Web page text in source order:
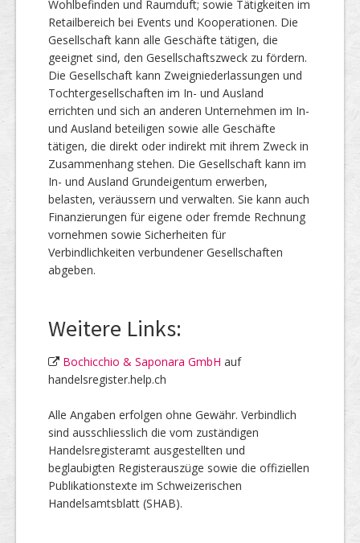
Wohlbefinden und Raumduft; sowie Tätigkeiten im
Retailbereich bei Events und Kooperationen. Die
Gesellschaft kann alle Geschäfte tätigen, die
geeignet sind, den Gesellschaftszweck zu fördern.
Die Gesellschaft kann Zweigniederlassungen und
Tochtergesellschaften im In- und Ausland
errichten und sich an anderen Unternehmen im In-
und Ausland beteiligen sowie alle Geschäfte
tätigen, die direkt oder indirekt mit ihrem Zweck in
Zusammenhang stehen. Die Gesellschaft kann im
In- und Ausland Grundeigentum erwerben,
belasten, veräussern und verwalten. Sie kann auch
Finanzierungen für eigene oder fremde Rechnung
vornehmen sowie Sicherheiten für
Verbindlichkeiten verbundener Gesellschaften
abgeben.
Weitere Links:
Bochicchio & Saponara GmbH auf
handelsregister.help.ch
Alle Angaben erfolgen ohne Gewähr. Verbindlich
sind ausschliesslich die vom zuständigen
Handelsregisteramt ausgestellten und
beglaubigten Registerauszüge sowie die offiziellen
Publikationstexte im Schweizerischen
Handelsamtsblatt (SHAB).